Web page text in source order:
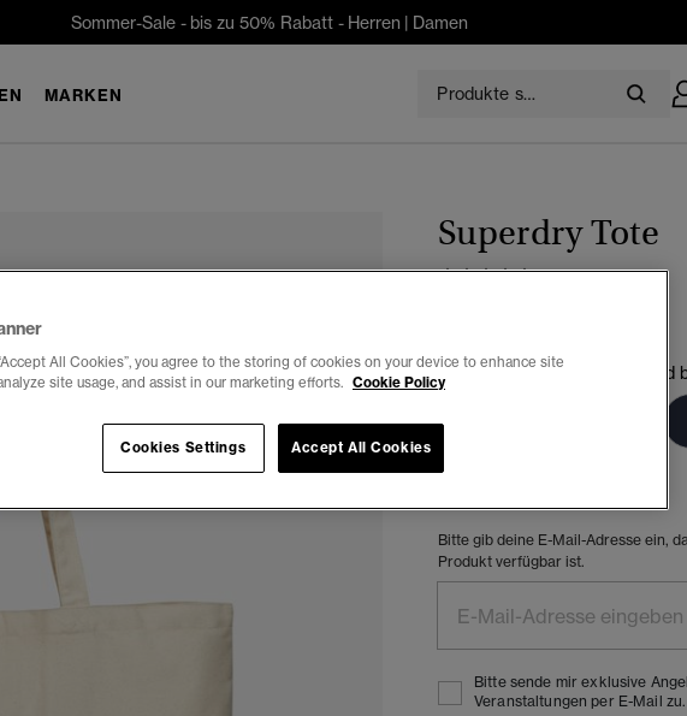
Sommer-Sale - bis zu 50% Rabatt - Herren | Damen
MARKEN
Superdry Tote
(1)
Farbe:naturbraun/wedgwood
Bitte gib deine E-Mail-Adresse ein,
Produkt verfügbar ist.
Bitte sende mir exklusive
Veranstaltungen per E-Mail zu.
All Cookies”, you agree to the storing of cookies on your device to enhance site
site usage, and assist in our marketing efforts. Cookie Policy
Accept All Cookies
Cookies Settings